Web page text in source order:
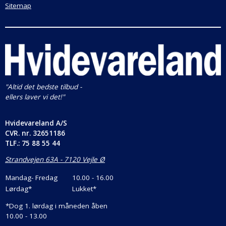
Væglampen indtager rummet flot med sit smukke lys
Specifikationer:
Diameter: Ø67 cm. 21 cm. i højde.
Materiale: Lentiflex ® / Opalflex ® / Goldflex ® /
Steelflex ® / Copperflex / Metal
multifarvet og Hvid/Rosa/Kobber.
Lyskilde: 3 x E27, max 12W (medfølger ikke) Vi varmt
anbefaler dig at vælge LED pære til den.
Bagplade: Magnetisk-klikbart system
Sitemap
"Altid det bedste tilbud -
ellers laver vi det!"
Hvidevareland A/S
CVR. nr. 32651186
TLF.: 75 88 55 44
Strandvejen 63A - 7120 Vejle Ø
Mandag- Fredag
10.00 - 16.00
Lørdag*
Lukket*
*Dog 1. lørdag i måneden åben
10.00 - 13.00